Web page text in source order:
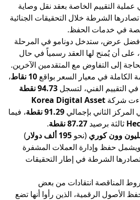
عملية التقييم الخاصة بعقد نقل وصاية
الشرطة خلال التحقيقات الجنائية
في خدمات الحفظ.
أفضل عرض، ستدخل دونامو في المرحلة
على أن يُمنح لها العقد رسمياً في حال
إلى التفاوض مع المتقدمين الآخرين.
في معيار السعر بواقع 10 نقاط
،
في التقييم الفني، لتسجل 94.73 نقطة
شركة Korea Digital Asset
المركز الثاني بإجمالي 91.29 نقطة
، فيما
ثالثة برصيد 87.27 نقطة
.
(نحو 195 ألف دولار
)
ويشمل حفظ وإدارة العملات المشفرة
الشرطة في إطار التحقيقات
المناقصة انتقادات من بعض
الأصول الرقمية، الذين رأوا أنها تضع